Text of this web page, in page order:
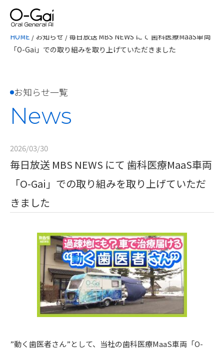
HOME / お知らせ / 毎日放送 MBS NEWS にて 歯科医療MaaS車両
「O-Gai」での取り組みを取り上げていただきました
お知らせ一覧
News
2026/03/30
毎日放送 MBS NEWS にて 歯科医療MaaS車両
「O-Gai」での取り組みを取り上げていただ
きました
”動く歯医者さん”として、当社の歯科医療MaaS車両「O-